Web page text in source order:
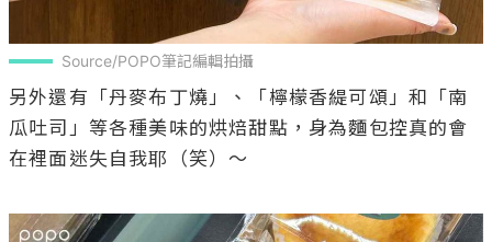
Source/POPO筆記編輯拍攝
另外還有「丹麥布丁燒」、「檸檬香緹可頌」和「南
瓜吐司」等各種美味的烘焙甜點，身為麵包控真的會
在裡面迷失自我耶（笑）～